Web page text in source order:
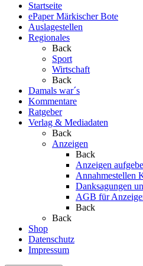
Startseite
ePaper Märkischer Bote
Auslagestellen
Regionales
Back
Sport
Wirtschaft
Back
Damals war´s
Kommentare
Ratgeber
Verlag & Mediadaten
Back
Anzeigen
Back
Anzeigen
Annahmestellen
Danksagungen
AGB für
Back
Back
Shop
Datenschutz
Impressum